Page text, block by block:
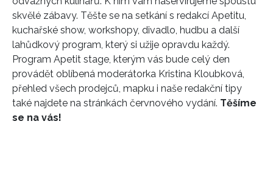
skvělé zábavy. Těšte se na setkání s redakcí Apetitu,
kuchařské show, workshopy, divadlo, hudbu a další
lahůdkový program, který si užije opravdu každý.
Program Apetit stage, kterým vás bude celý den
provádět oblíbená moderátorka Kristina Kloubková,
přehled všech prodejců, mapku i naše redakční tipy
také najdete na stránkách červnového vydání. Těšíme
se na vás!